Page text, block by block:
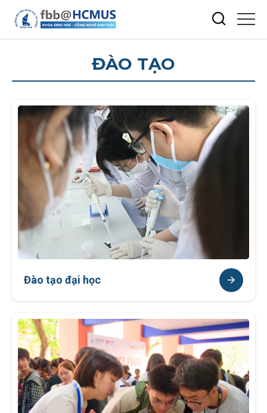
ĐÀO TẠO
Đào tạo đại học